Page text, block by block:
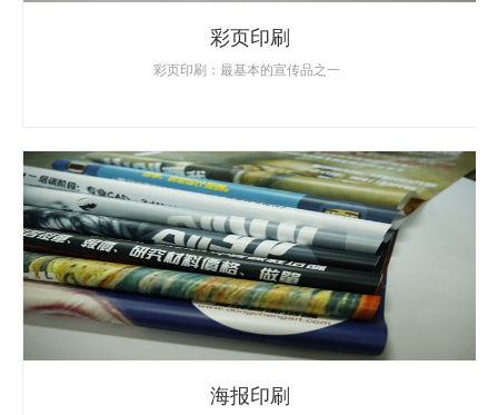
彩页印刷
彩页印刷：最基本的宣传品之一
海报印刷